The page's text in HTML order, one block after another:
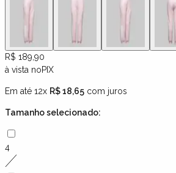
R$ 189,90
à vista noPIX
Em até 12x R$ 18,65 com juros
Tamanhoselecionado:
4